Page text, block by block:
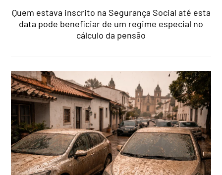
Quem estava inscrito na Segurança Social até esta
data pode beneficiar de um regime especial no
cálculo da pensão